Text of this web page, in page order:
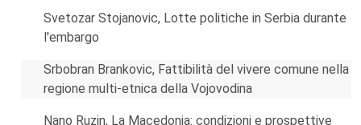
Svetozar Stojanovic, Lotte politiche in Serbia durante
l'embargo
Srbobran Brankovic, Fattibilità del vivere comune nella
regione multi-etnica della Vojovodina
Nano Ruzin, La Macedonia: condizioni e prospettive